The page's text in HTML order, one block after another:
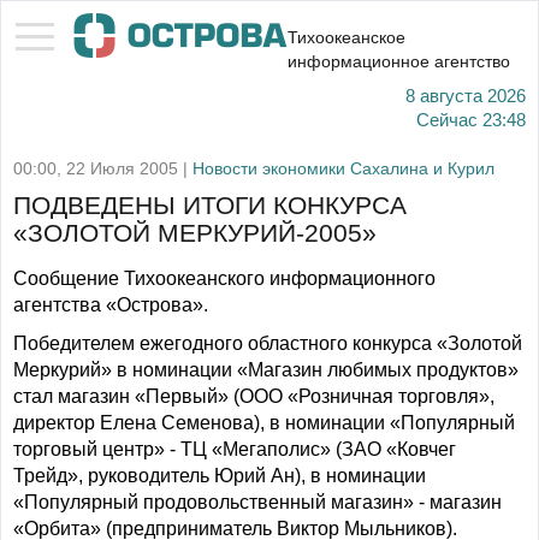
Тихоокеанское
информационное агентство
8 августа 2026
Сейчас 23:48
00:00, 22 Июля 2005 | Новости экономики Сахалина и Курил
ПОДВЕДЕНЫ ИТОГИ КОНКУРСА
«ЗОЛОТОЙ МЕРКУРИЙ-2005»
Сообщение Тихоокеанского информационного
агентства «Острова».
Победителем ежегодного областного конкурса «Золотой
Меркурий» в номинации «Магазин любимых продуктов»
стал магазин «Первый» (ООО «Розничная торговля»,
директор Елена Семенова), в номинации «Популярный
торговый центр» - ТЦ «Мегаполис» (ЗАО «Ковчег
Трейд», руководитель Юрий Ан), в номинации
«Популярный продовольственный магазин» - магазин
«Орбита» (предприниматель Виктор Мыльников).